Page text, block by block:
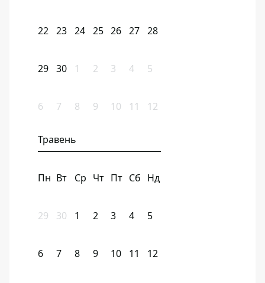
22 23 24 25 26 27 28
29 30 1 2 3 4 5
6 7 8 9 10 11 12
Травень
Пн Вт Ср Чт Пт Сб Нд
29 30 1 2 3 4 5
6 7 8 9 10 11 12